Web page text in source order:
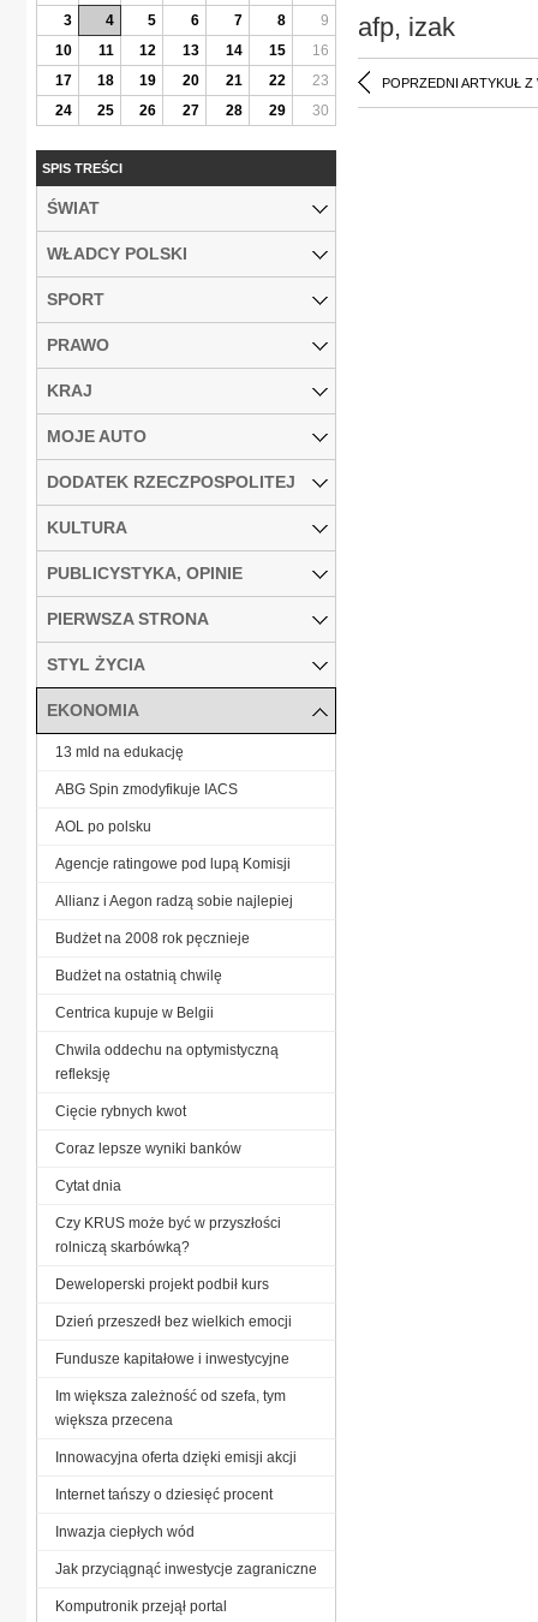
afp, izak
POPRZEDNI ARTYKUŁ Z
3
4 5 6 7 8
9
10
11 12 13 14 15
16
17
18 19 20 21 22
23
24
25 26 27 28 29 30
SPIS TREŚCI
ŚWIAT
WŁADCY POLSKI
SPORT
PRAWO
KRAJ
MOJE AUTO
DODATEK RZECZPOSPOLITEJ
KULTURA
PUBLICYSTYKA, OPINIE
PIERWSZA STRONA
STYL ŻYCIA
EKONOMIA
13 mld na edukację
ABG Spin zmodyfikuje IACS
AOL po polsku
Agencje ratingowe pod lupą Komisji
Allianz i Aegon radzą sobie najlepiej
Budżet na 2008 rok pęcznieje
Budżet na ostatnią chwilę
Centrica kupuje w Belgii
Chwila oddechu na optymistyczną
refleksję
Cięcie rybnych kwot
Coraz lepsze wyniki banków
Cytat dnia
Czy KRUS może być w przyszłości
rolniczą skarbówką?
Deweloperski projekt podbił kurs
Dzień przeszedł bez wielkich emocji
Fundusze kapitałowe i inwestycyjne
Im większa zależność od szefa, tym
większa przecena
Innowacyjna oferta dzięki emisji akcji
Internet tańszy o dziesięć procent
Inwazja ciepłych wód
Jak przyciągnąć inwestycje zagraniczne
Komputronik przejął portal